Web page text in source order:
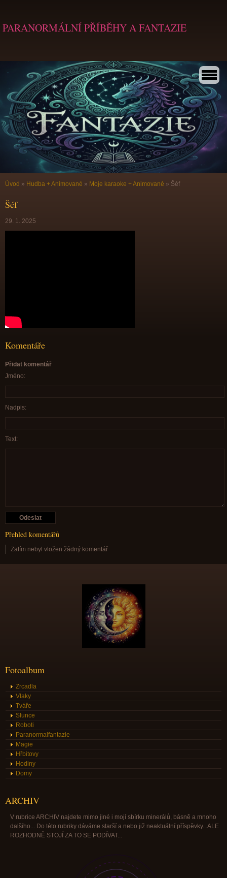
PARANORMÁLNÍ PŘÍBĚHY A FANTAZIE
Úvod » Hudba + Animované » Moje karaoke + Animované » Šéf
Šéf
29. 1. 2025
Komentáře
Přidat komentář
Jméno:
Nadpis:
Text:
Přehled komentářů
Zatím nebyl vložen žádný komentář
Fotoalbum
Zrcadla
Vlaky
Tváře
Slunce
Roboti
Paranormalfantazie
Magie
Hřbitovy
Hodiny
Domy
ARCHIV
V rubrice ARCHIV najdete mimo jiné i mojí sbírku minerálů, básně a mnoho
dalšího... Do této rubriky dáváme starší a nebo již neaktuální příspěvky...ALE
ROZHODNĚ STOJÍ ZA TO SE PODÍVAT...